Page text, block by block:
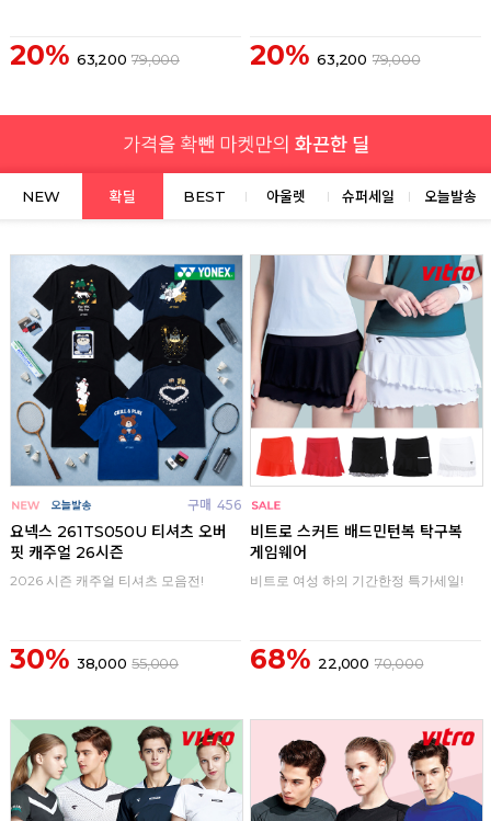
20% 63,200 79,000 20% 63,200 79,000
NEW 확딜 BEST 아울렛 슈퍼세일 오늘발송
구매 456
요넥스 261TS050U 티셔츠 오버
핏 캐주얼 26시즌
2026 시즌 캐주얼 티셔츠 모음전!
30% 38,000 55,000
비트로 스커트 배드민턴복 탁구복
게임웨어
비트로 여성 하의 기간한정 특가세일!
68% 22,000 70,000